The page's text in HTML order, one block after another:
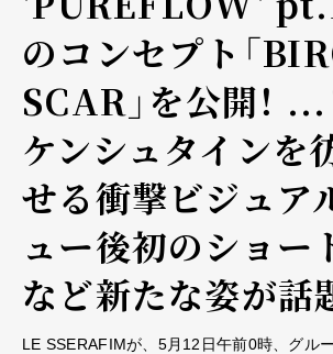
のコンセプト「
SCAR」を公開！
ケンシュタインを
せる衝撃ビジュア
ュー後初のショー
など新たな姿が話
LE SSERAFIMが、5月12日午前0時、グル